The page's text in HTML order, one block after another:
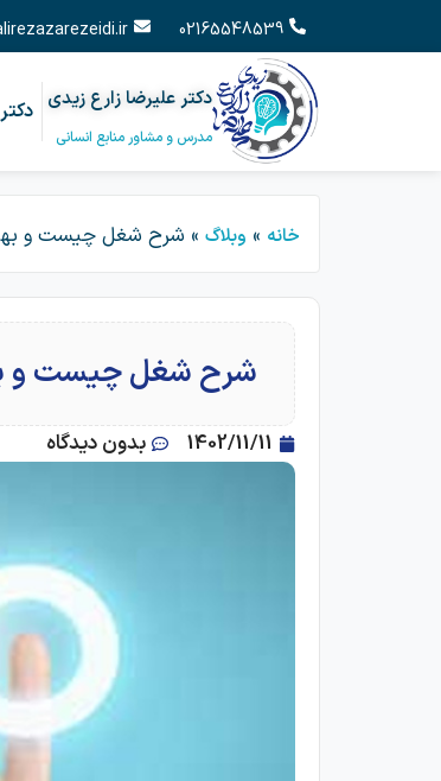
02165548539
دکتر علیرضا زارع زیدی
مدرس و مشاور منابع انسانی
خانه » وبلاگ » شرح شغل چیست و
شرح شغل چیست و
1402/11/11 بدون دیدگاه